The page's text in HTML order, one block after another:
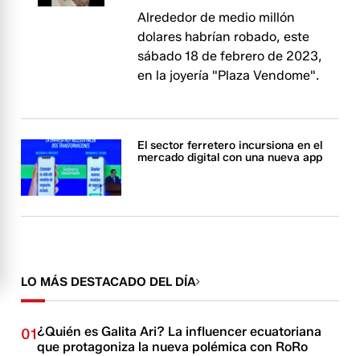
Alrededor de medio millón
dolares habrían robado, este
sábado 18 de febrero de 2023,
en la joyería "Plaza Vendome".
El sector ferretero incursiona en el
mercado digital con una nueva app
LO MÁS DESTACADO DEL DÍA
01¿Quién es Galita Ari? La influencer ecuatoriana
que protagoniza la nueva polémica con RoRo